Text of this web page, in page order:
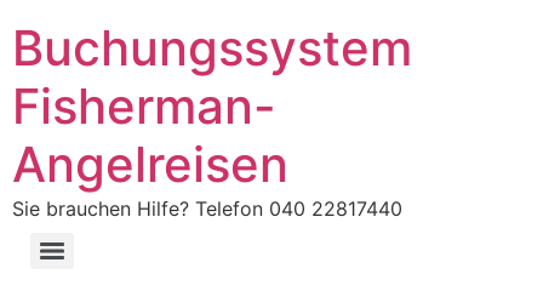
Buchungssystem
Fisherman-
Angelreisen
Sie brauchen Hilfe? Telefon 040 22817440